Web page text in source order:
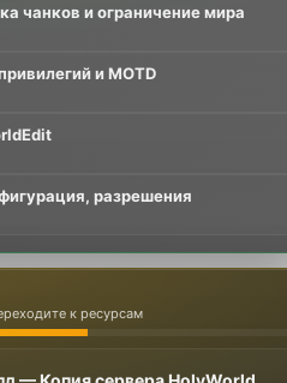
чанков и ограничение мира
и MOTD
разрешения
к ресурсам